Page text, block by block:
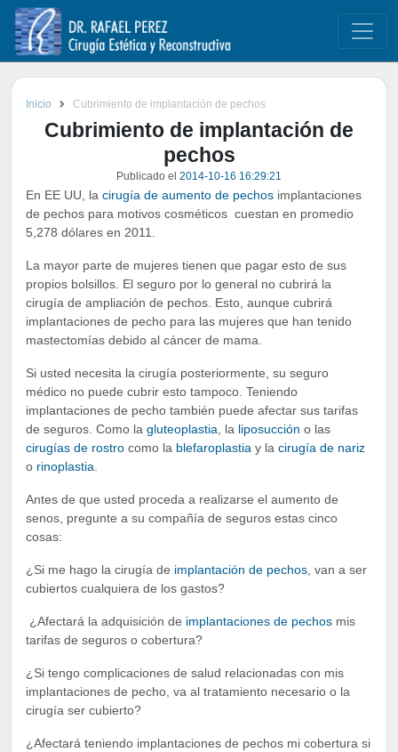
Inicio Cubrimiento de implantación de pechos
Cubrimiento de implantación de
pechos
Publicado el 2014-10-16 16:29:21
En EE UU, la cirugía de aumento de pechos implantaciones
de pechos para motivos cosméticos cuestan en promedio
5,278 dólares en 2011.
La mayor parte de mujeres tienen que pagar esto de sus
propios bolsillos. El seguro por lo general no cubrirá la
cirugía de ampliación de pechos. Esto, aunque cubrirá
implantaciones de pecho para las mujeres que han tenido
mastectomías debido al cáncer de mama.
Si usted necesita la cirugía posteriormente, su seguro
médico no puede cubrir esto tampoco. Teniendo
implantaciones de pecho también puede afectar sus tarifas
de seguros. Como la gluteoplastia , la liposucción o las
cirugías de rostro como la blefaroplastia y la cirugía de nariz
o rinoplastia
Antes de que usted proceda a realizarse el aumento de
senos, pregunte a su compañía de seguros estas cinco
cosas:
¿Si me hago la cirugía de implantación de pechos , van a ser
cubiertos cualquiera de los gastos?
¿Afectará la adquisición de implantaciones de pechos mis
tarifas de seguros o cobertura?
¿Si tengo complicaciones de salud relacionadas con mis
implantaciones de pecho, va al tratamiento necesario o la
cirugía ser cubierto?
¿Afectará teniendo implantaciones de pechos mi cobertura si